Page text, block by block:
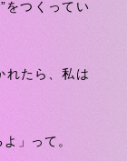
をつくってい
れたら、私は
」って。